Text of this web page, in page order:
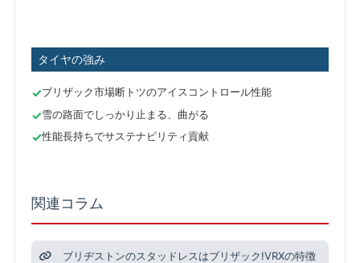
タイヤの強み
ブリザック市場断トツのアイスコントロール性能
雪の路面でしっかり止まる、曲がる
性能長持ちでサステナビリティ貢献
関連コラム
ブリヂストンのスタッドレスはブリザック!VRXの特徴